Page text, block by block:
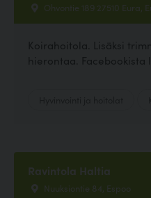
Ohvontie 189 27510 Eura,
Koirahoitola. Lisäksi
hierontaa. Facebookista
Ravintola Haltia
Nuuksiontie 84, Espoo